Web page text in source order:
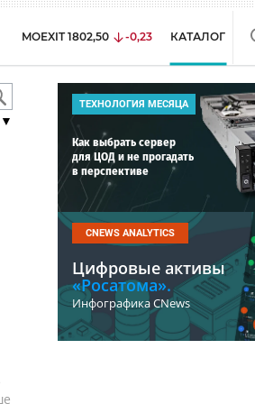
MOEXIT 1802,50 -0,23 КАТАЛОГ
ТЕХНОЛОГИЯ МЕСЯЦА
Как выбрать сервер
для ЦОД и не прогадать
в перспективе
CNEWS ANALYTICS
Цифровые активы
«Росатома».
Инфографика CNews